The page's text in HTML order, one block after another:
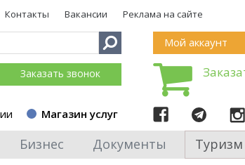
Контакты Вакансии Реклама на сайте
Заказать звонок
Магазин услуг
Мой аккаунт
Бизнес Документы Туризм